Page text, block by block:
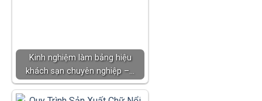
Kinh nghiệm làm bảng hiệu
khách sạn chuyên nghiệp –…